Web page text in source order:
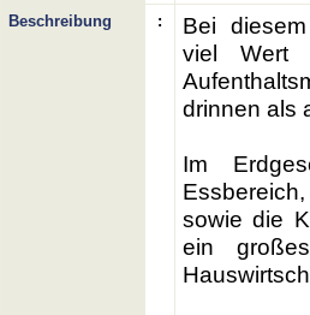
Beschreibung :
Bei
viel Wert
drinnen als
Im
sowie die
ein